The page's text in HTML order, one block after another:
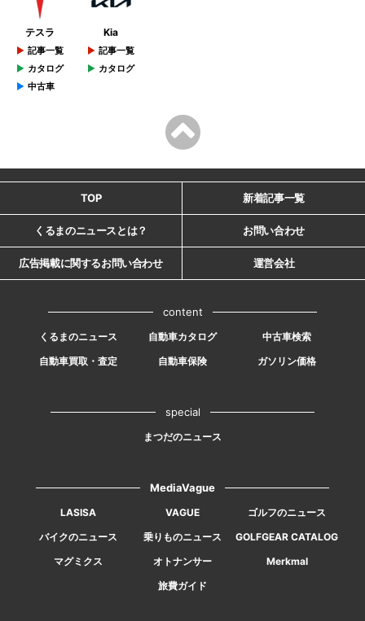
テスラ
記事一覧
カタログ
中古車
Kia
記事一覧
カタログ
TOP 新着記事一覧
くるまのニュースとは？ お問い合わせ
広告掲載に関するお問い合わせ 運営会社
content
くるまのニュース 自動車カタログ
中古車検索
自動車買取・査定
自動車保険 ガソリン価格
special
まつだのニュース
MediaVague
LASISA VAGUE
ゴルフのニュース
バイクのニュース
乗りものニュース
GOLFGEAR CATALOG
マグミクス
オトナンサー
Merkmal
旅費ガイド